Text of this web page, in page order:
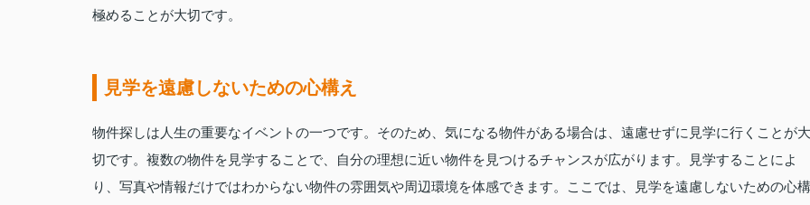
極めることが大切です。
見学を遠慮しないための心構え
物件探しは人生の重要なイベントの一つです。そのため、気になる物件がある場合は、遠慮せずに見学に行くことが大
切です。複数の物件を見学することで、自分の理想に近い物件を見つけるチャンスが広がります。見学することによ
り、写真や情報だけではわからない物件の雰囲気や周辺環境を体感できます。ここでは、見学を遠慮しないための心構